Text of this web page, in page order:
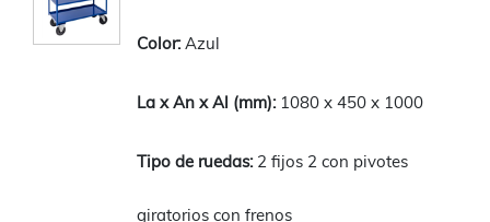
Azul
1080 x 450 x 1000
2 fijos 2 con pivotes
giratorios con frenos